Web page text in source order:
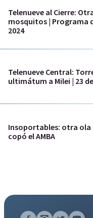
Telenueve al Cierre:
mosquitos | Programa
2024
Telenueve Central:
ultimátum a Milei | 23
Insoportables: otra ola
copó el AMBA